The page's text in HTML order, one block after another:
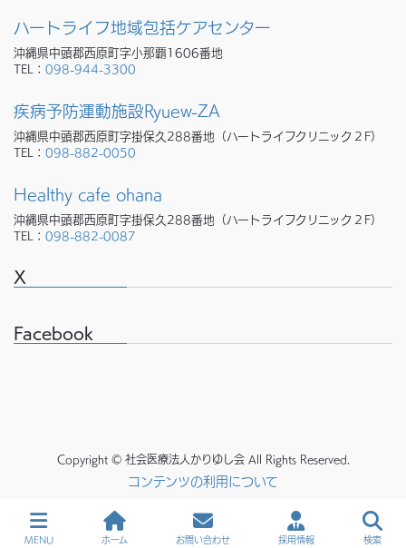
ハートライフ地域包括ケアセンター
沖縄県中頭郡西原町字小那覇1606番地
TEL： 098-944-3300
疾病予防運動施設Ryuew-ZA
沖縄県中頭郡西原町字掛保久288番地（ハートライフクリニック２F）
TEL： 098-882-0050
Healthy cafe ohana
沖縄県中頭郡西原町字掛保久288番地（ハートライフクリニック２F）
TEL： 098-882-0087
X
Facebook
Copyright © 社会医療法人かりゆし会 All Rights Reserved.
コンテンツの利用について
MENU ホーム お問い合わせ 採用情報 検索